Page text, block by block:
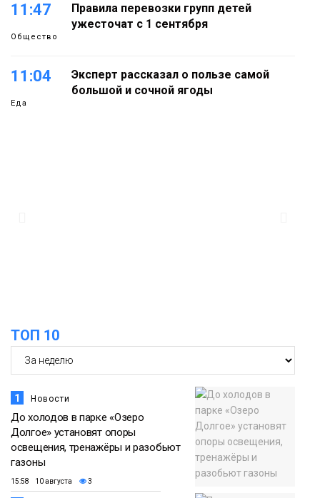
11:47
Общество
Правила перевозки групп детей
ужесточат с 1 сентября
11:04
Еда
Эксперт рассказал о пользе самой
большой и сочной ягоды
ТОП 10
1 Новости
До холодов в парке «Озеро
Долгое» установят опоры
освещения, тренажёры и разобьют
газоны
15:58 10 августа 3